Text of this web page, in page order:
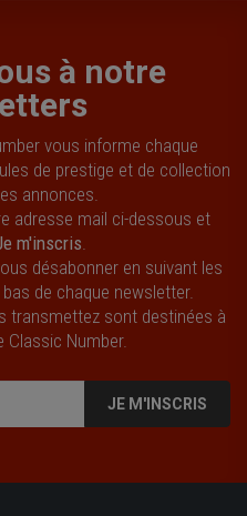
à notre
vous informe chaque
de prestige et de collection
annonces.
adresse mail ci-dessous et
m'inscris
désabonner en suivant les
de chaque newsletter.
transmettez sont destinées à
Classic Number.
JE M'INSCRIS